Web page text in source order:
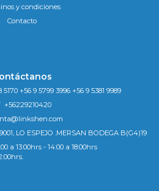
y condiciones
Contacto
+56 9 5799 3996 +56 9 5381 9989
+56229210420
LO ESPEJO .MERSAN BODEGA B(G4)19
a 13:00hrs - 14:00 a 18:00hrs